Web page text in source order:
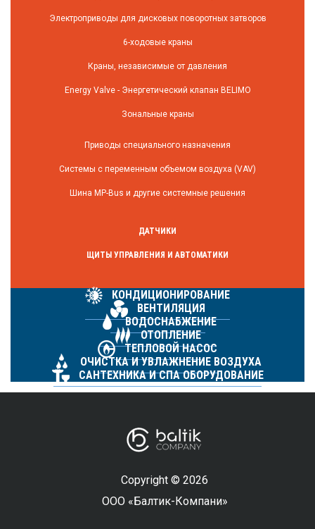
Электроприводы для дисковых поворотных затворов
6-ходовые краны
Краны, независимые от давления
Energy Valve - Энергетический клапан BELIMO
Зональные краны
Приводы специального назначения
Системы с переменным объемом воздуха (VAV)
Шина MP-Bus и другие системные решения
ДАТЧИКИ
ЩИТЫ УПРАВЛЕНИЯ И АВТОМАТИКИ
КОНДИЦИОНИРОВАНИЕ
ВЕНТИЛЯЦИЯ
ВОДОСНАБЖЕНИЕ
ОТОПЛЕНИЕ
ТЕПЛОВОЙ НАСОС
ОЧИСТКА И УВЛАЖНЕНИЕ ВОЗДУХА
САНТЕХНИКА И СПА ОБОРУДОВАНИЕ
Copyright © 2026
ООО «Балтик-Компани»